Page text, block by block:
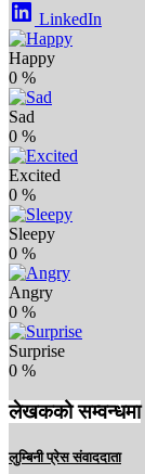
LinkedIn
Happy
0 %
Sad
0 %
Excited
0 %
Sleepy
0 %
Angry
0 %
Surprise
0 %
लेखकको सम्वन्धमा
लुम्बिनी प्रेस संवाददाता